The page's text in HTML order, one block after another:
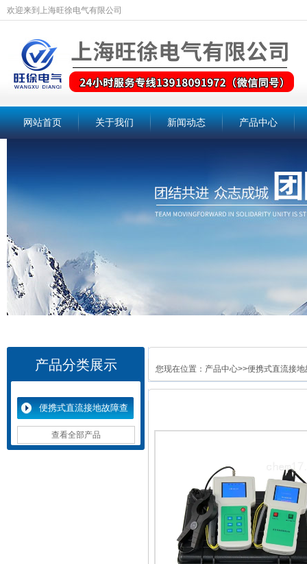
欢迎来到上海旺徐电气有限公司
网站首页 关于我们 新闻动态 产品中心
产品分类展示
便携式直流接地故障查
找仪查看全部产品
您现在位置： 产品中心>>便携式直流接